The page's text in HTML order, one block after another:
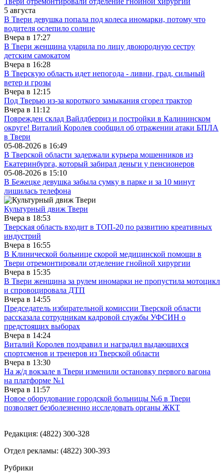
5 августа
В Твери девушка попала под колеса иномарки, потому что
водителя ослепило солнце
Вчера в 17:27
В Твери женщина ударила по лицу двоюродную сестру
детским самокатом
Вчера в 16:28
В Тверскую область идет непогода - ливни, град, сильный
ветер и грозы
Вчера в 12:15
Под Тверью из-за короткого замыкания сгорел трактор
Вчера в 11:12
Поврежден склад Вайлдберриз и постройки в Калининском
округе! Виталий Королев сообщил об отражении атаки БПЛА
в Твери
05-08-2026 в 16:49
В Тверской области задержали курьера мошенников из
Екатеринбурга, который забирал деньги у пенсионеров
05-08-2026 в 15:10
В Бежецке девушка забыла сумку в парке и за 10 минут
лишилась телефона
Культурный движ Твери
Вчера в 18:53
Тверская область входит в ТОП-20 по развитию креативных
индустрий
Вчера в 16:55
В Клинической больнице скорой медицинской помощи в
Твери отремонтировали отделение гнойной хирургии
Вчера в 15:35
В Твери женщина за рулем иномарки не пропустила мотоцикл
и спровоцировала ДТП
Вчера в 14:55
Председатель избирательной комиссии Тверской области
рассказала сотрудникам кадровой службы УФСИН о
предстоящих выборах
Вчера в 14:24
Виталий Королев поздравил и наградил выдающихся
спортсменов и тренеров из Тверской области
Вчера в 13:30
На ж/д вокзале в Твери изменили остановку первого вагона
на платформе №1
Вчера в 11:57
Новое оборудование городской больницы №6 в Твери
позволяет безболезненно исследовать органы ЖКТ
Редакция: (4822) 300-328
Отдел рекламы: (4822) 300-393
Рубрики